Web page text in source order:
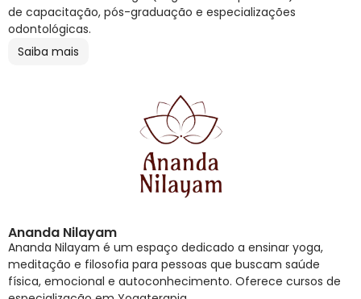
de capacitação, pós-graduação e especializações
odontológicas.
Saiba mais
Ananda Nilayam
Ananda Nilayam é um espaço dedicado a ensinar yoga,
meditação e filosofia para pessoas que buscam saúde
física, emocional e autoconhecimento. Oferece cursos de